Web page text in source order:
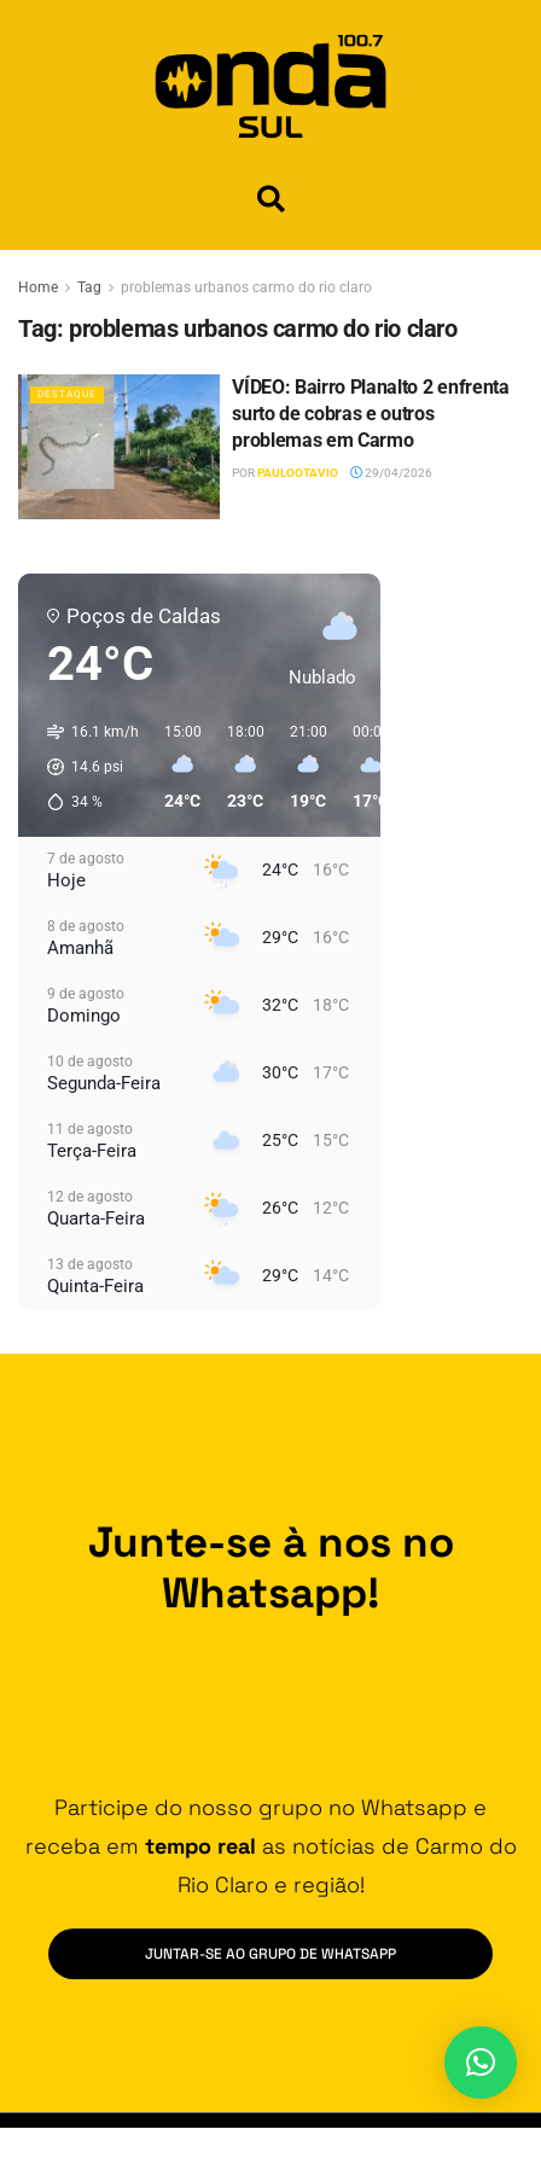
Home Tag problemas urbanos carmo do rio claro
Tag: problemas urbanos carmo do rio claro
DESTAQUE
VÍDEO: Bairro Planalto 2 enfrenta
surto de cobras e outros
problemas em Carmo
PORPAULOOTAVIO 29/04/2026
Poços de Caldas
24°C Nublado
16.1 km/h
14.6 psi
34 %
15:00
24°C
18:00
23°C
21:00
19°C
00:00
17°C
7 de agosto
Hoje 24°C 16°C
8 de agosto
Amanhã 29°C 16°C
9 de agosto
Domingo 32°C 18°C
10 de agosto
Segunda-Feira 30°C 17°C
11 de agosto
Terça-Feira 25°C 15°C
12 de agosto
Quarta-Feira 26°C 12°C
13 de agosto
Quinta-Feira 29°C 14°C
Junte-se à nos no
Whatsapp!
Participe do nosso grupo no Whatsapp e
receba em tempo real as notícias de Carmo do
Rio Claro e região!
JUNTAR-SE AO GRUPO DE WHATSAPP